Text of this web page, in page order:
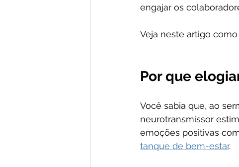
engajar os
Veja neste artigo
Por que
Você sabia que, ao
neurotransmissor
emoções positivas
tanque de bem-estar.